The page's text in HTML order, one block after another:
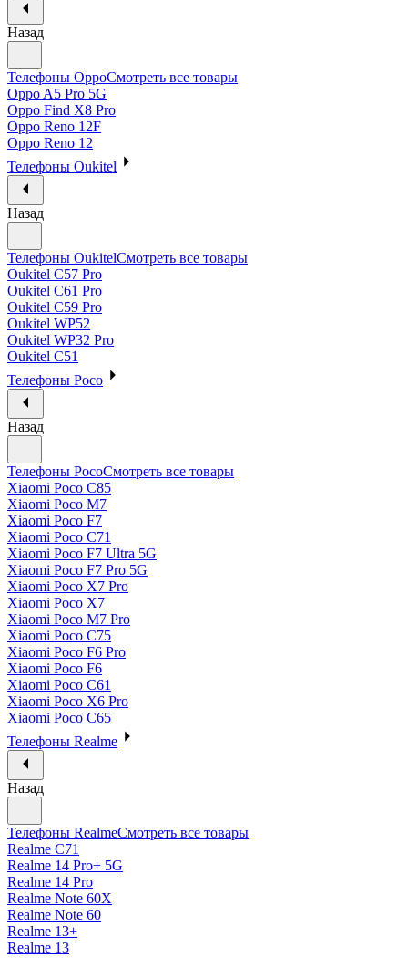
Назад
Телефоны OppoСмотреть все товары
Oppo A5 Pro 5G
Oppo Find X8 Pro
Oppo Reno 12F
Oppo Reno 12
Телефоны Oukitel
Назад
Телефоны OukitelСмотреть все товары
Oukitel C57 Pro
Oukitel C61 Pro
Oukitel C59 Pro
Oukitel WP52
Oukitel WP32 Pro
Oukitel C51
Телефоны Poco
Назад
Телефоны PocoСмотреть все товары
Xiaomi Poco C85
Xiaomi Poco M7
Xiaomi Poco F7
Xiaomi Poco C71
Xiaomi Poco F7 Ultra 5G
Xiaomi Poco F7 Pro 5G
Xiaomi Poco X7 Pro
Xiaomi Poco X7
Xiaomi Poco M7 Pro
Xiaomi Poco C75
Xiaomi Poco F6 Pro
Xiaomi Poco F6
Xiaomi Poco C61
Xiaomi Poco X6 Pro
Xiaomi Poco C65
Телефоны Realme
Назад
Телефоны RealmeСмотреть все товары
Realme C71
Realme 14 Pro+ 5G
Realme 14 Pro
Realme Note 60X
Realme Note 60
Realme 13+
Realme 13